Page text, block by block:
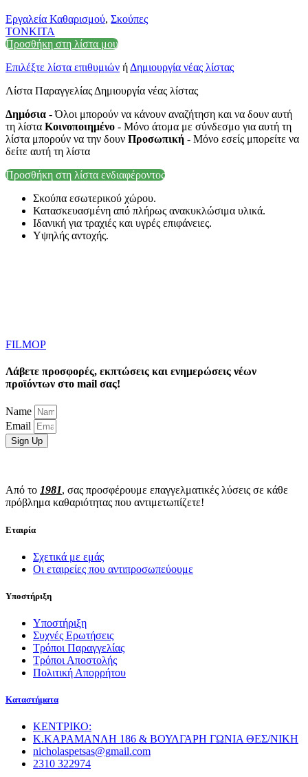
Εργαλεία Καθαρισμού, Σκούπες
TONKITA
Προσθήκη στη λίστα μου
Επιλέξτε λίστα επιθυμιών ή Δημιουργία νέας λίστας
Λίστα Παραγγελίας Δημιουργία νέας λίστας
Δημόσια - Όλοι μπορούν να κάνουν αναζήτηση και να δουν αυτή
τη λίστα Κοινοποιημένο - Μόνο άτομα με σύνδεσμο για αυτή τη
λίστα μπορούν να την δουν Προσωπική - Μόνο εσείς μπορείτε να
δείτε αυτή τη λίστα
Προσθήκη στη λίστα ενδιαφέροντος
Σκούπα εσωτερικού χώρου.
Κατασκευασμένη από πλήρως ανακυκλώσιμα υλικά.
Ιδανική για τραχιές και υγρές επιφάνειες.
Υψηλής αντοχής.
FILMOP
Λάβετε προσφορές, εκπτώσεις και ενημερώσεις νέων
προϊόντων στο mail σας!
Name
Email
Sign Up
Από το 1981, σας προσφέρουμε επαγγελματικές λύσεις σε κάθε
πρόβλημα καθαριότητας που αντιμετωπίζετε!
Εταιρία
Σχετικά με εμάς
Οι εταιρείες που αντιπροσωπεύουμε
Υποστήριξη
Υποστήριξη
Συχνές Ερωτήσεις
Τρόποι Παραγγελίας
Τρόποι Αποστολής
Πολιτική Απορρήτου
Καταστήματα
ΚΕΝΤΡΙΚΟ:
Κ.ΚΑΡΑΜΑΝΛΗ 186 & ΒΟΥΛΓΑΡΗ ΓΩΝΙΑ ΘΕΣ/ΝΙΚΗ
nicholaspetsas@gmail.com
2310 322974